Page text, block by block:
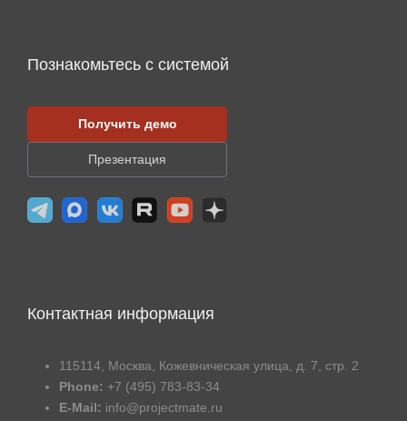
Познакомьтесь с системой
Получить демо
Презентация
Контактная информация
115114, Москва, Кожевническая улица, д. 7, стр. 2
Phone: +7 (495) 783-83-34
E-Mail: info@projectmate.ru